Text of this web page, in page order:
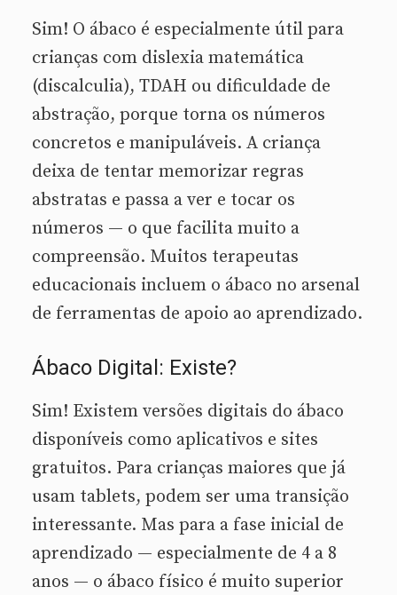
Sim! O ábaco é especialmente útil para
crianças com dislexia matemática
(discalculia), TDAH ou dificuldade de
abstração, porque torna os números
concretos e manipuláveis. A criança
deixa de tentar memorizar regras
abstratas e passa a ver e tocar os
números — o que facilita muito a
compreensão. Muitos terapeutas
educacionais incluem o ábaco no arsenal
de ferramentas de apoio ao aprendizado.
Ábaco Digital: Existe?
Sim! Existem versões digitais do ábaco
disponíveis como aplicativos e sites
gratuitos. Para crianças maiores que já
usam tablets, podem ser uma transição
interessante. Mas para a fase inicial de
aprendizado — especialmente de 4 a 8
anos — o ábaco físico é muito superior